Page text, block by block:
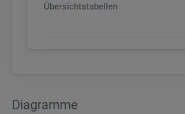
Übersichtstabellen
Dia­gram­me